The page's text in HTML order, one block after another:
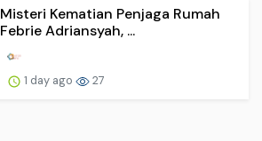
Misteri Kematian Penjaga Rumah
Febrie Adriansyah, ...
1 day ago 27